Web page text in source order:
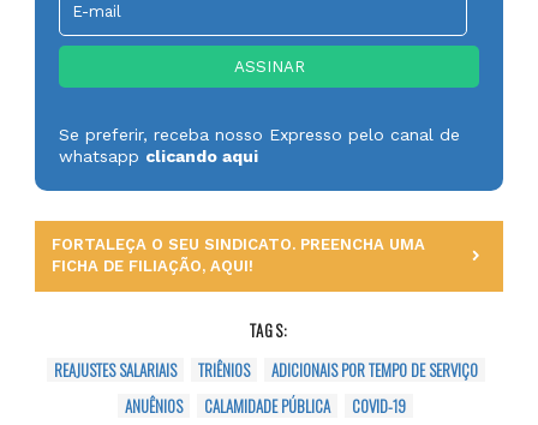
Se preferir, receba nosso Expresso pelo canal de
whatsapp clicando aqui
FORTALEÇA O SEU SINDICATO. PREENCHA UMA
FICHA DE FILIAÇÃO, AQUI!
TAGS:
REAJUSTES SALARIAIS
TRIÊNIOS
ADICIONAIS POR TEMPO DE SERVIÇO
ANUÊNIOS
CALAMIDADE PÚBLICA
COVID-19